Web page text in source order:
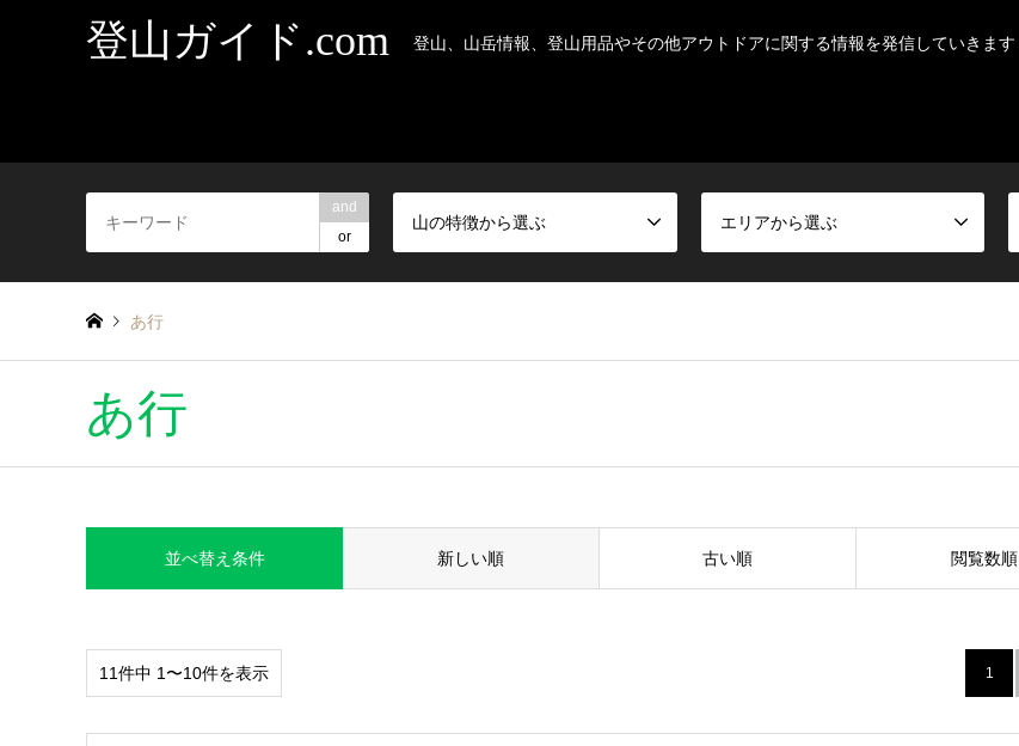
登山ガイド.com 登山、山岳情報、登山用品やその他アウトドアに関する情報を発信していきます
and
or
山の特徴から選ぶ エリアから選ぶ
あ行
あ行
並べ替え条件 新しい順 古い順 閲覧数順
11件中 1〜10件を表示 1